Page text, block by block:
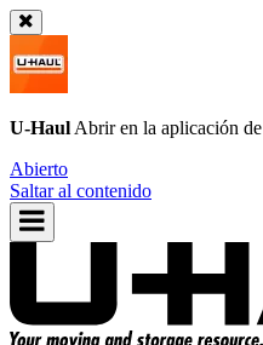
U-Haul Abrir en la aplicación de
Abierto
Saltar al contenido